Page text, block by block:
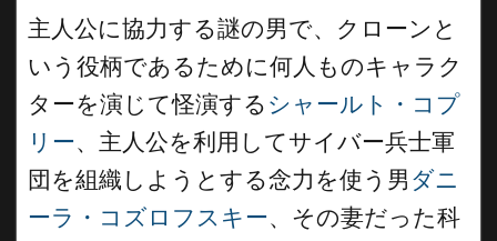
主人公に協力する謎の男で、クローンと
いう役柄であるために何人ものキャラク
ターを演じて怪演する シャールト・コプ
リー、主人公を利用してサイバー兵士軍
団を組織しようとする念力を使う男 ダニ
ーラ・コズロフスキー、その妻だった科